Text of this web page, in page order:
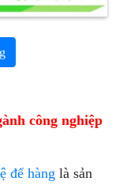
công nghiệp
để hàng là sản